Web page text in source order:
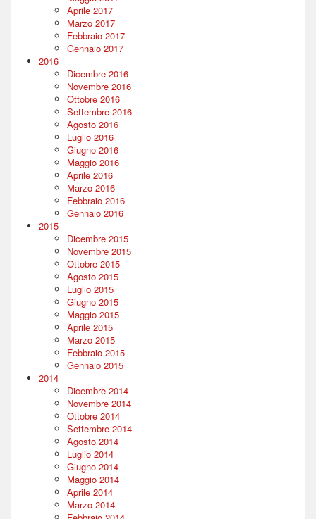
Aprile 2017
Marzo 2017
Febbraio 2017
Gennaio 2017
2016
Dicembre 2016
Novembre 2016
Ottobre 2016
Settembre 2016
Agosto 2016
Luglio 2016
Giugno 2016
Maggio 2016
Aprile 2016
Marzo 2016
Febbraio 2016
Gennaio 2016
2015
Dicembre 2015
Novembre 2015
Ottobre 2015
Agosto 2015
Luglio 2015
Giugno 2015
Maggio 2015
Aprile 2015
Marzo 2015
Febbraio 2015
Gennaio 2015
2014
Dicembre 2014
Novembre 2014
Ottobre 2014
Settembre 2014
Agosto 2014
Luglio 2014
Giugno 2014
Maggio 2014
Aprile 2014
Marzo 2014